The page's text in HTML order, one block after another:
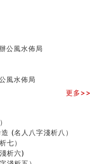
夫？
未尽的缘分？
七）
公風水佈局
風水佈局
更多>>
(名人八字淺析八）
七）
析六)